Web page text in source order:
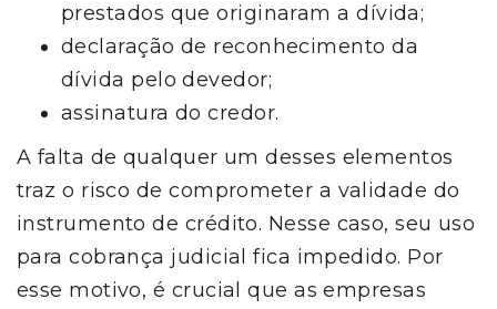
prestados que originaram a dívida;
declaração de reconhecimento da
dívida pelo devedor;
assinatura do credor.
A falta de qualquer um desses elementos
traz o risco de comprometer a validade do
instrumento de crédito. Nesse caso, seu uso
para cobrança judicial fica impedido. Por
esse motivo, é crucial que as empresas